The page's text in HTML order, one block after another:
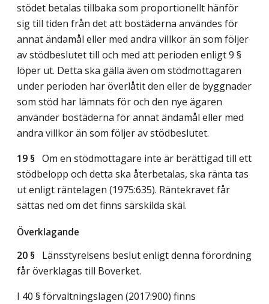
stödet betalas tillbaka som proportionellt hänför
sig till tiden från det att bostäderna användes för
annat ändamål eller med andra villkor än som följer
av stödbeslutet till och med att perioden enligt 9 §
löper ut. Detta ska gälla även om stödmottagaren
under perioden har överlåtit den eller de byggnader
som stöd har lämnats för och den nye ägaren
använder bostäderna för annat ändamål eller med
andra villkor än som följer av stödbeslutet.
19 § Om en stödmottagare inte är berättigad till ett
stödbelopp och detta ska återbetalas, ska ränta tas
ut enligt räntelagen (1975:635). Räntekravet får
sättas ned om det finns särskilda skäl.
Överklagande
20 § Länsstyrelsens beslut enligt denna förordning
får överklagas till Boverket.
I 40 § förvaltningslagen (2017:900) finns